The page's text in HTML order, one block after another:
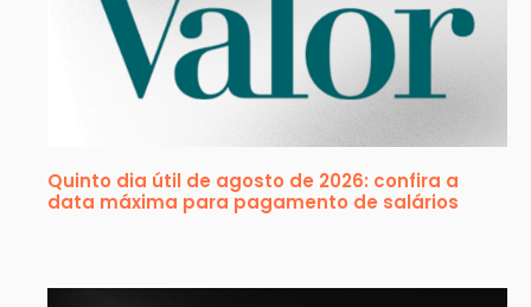
Quinto dia útil de agosto de 2026: confira a
data máxima para pagamento de salários